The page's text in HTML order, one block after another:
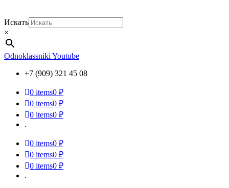
Искать
×
Odnoklassniki Youtube
+7 (909) 321 45 08
0 items0 ₽
0 items0 ₽
0 items0 ₽
.
0 items0 ₽
0 items0 ₽
0 items0 ₽
.